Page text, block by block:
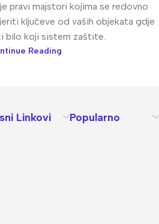
pravi majstori kojima se redovno
ključeve od vaših objekata gdje
bilo koji sistem zaštite.
Reading
Linkovi Popularno